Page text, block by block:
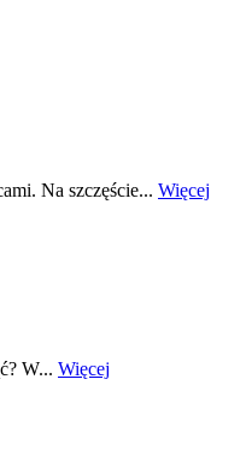
Na szczęście... Więcej
W... Więcej